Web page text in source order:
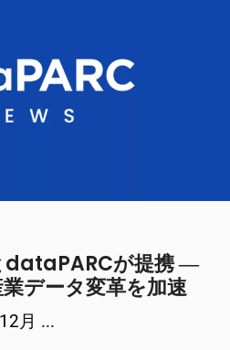
dataPARCが提携 ―
データ変革を加速
月 ...